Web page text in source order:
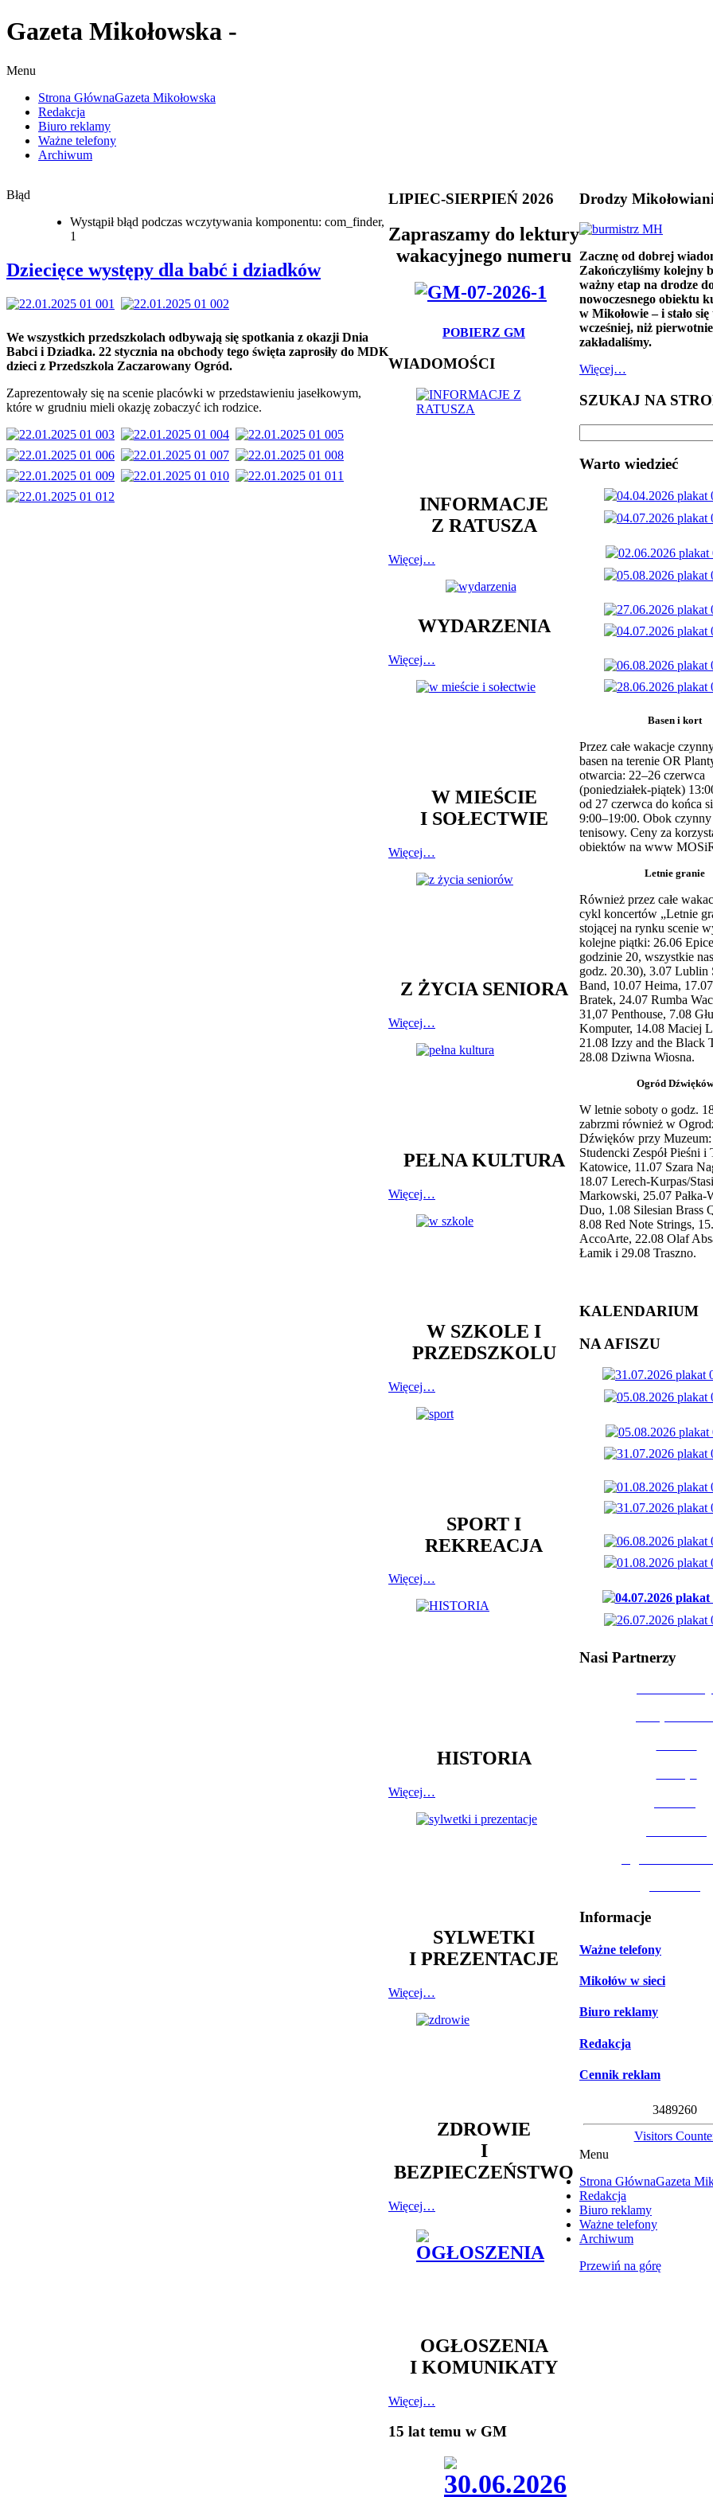
Gazeta Mikołowska -
Menu
Strona GłównaGazeta Mikołowska
Redakcja
Biuro reklamy
Ważne telefony
Archiwum
Błąd
Wystąpił błąd podczas wczytywania komponentu: com_finder,
1
Dziecięce występy dla babć i dziadków
We wszystkich przedszkolach odbywają się spotkania z okazji Dnia
Babci i Dziadka. 22 stycznia na obchody tego święta zaprosiły do MDK
dzieci z Przedszkola Zaczarowany Ogród.
Zaprezentowały się na scenie placówki w przedstawieniu jasełkowym,
które w grudniu mieli okazję zobaczyć ich rodzice.
LIPIEC-SIERPIEŃ 2026
Zapraszamy do lektury
wakacyjnego numeru
POBIERZ GM
WIADOMOŚCI
INFORMACJE
Z RATUSZA
Więcej…
WYDARZENIA
Więcej…
W MIEŚCIE
I SOŁECTWIE
Więcej…
Z ŻYCIA SENIORA
Więcej…
PEŁNA KULTURA
Więcej…
W SZKOLE I
PRZEDSZKOLU
Więcej…
SPORT I
REKREACJA
Więcej…
HISTORIA
Więcej…
SYLWETKI
I PREZENTACJE
Więcej…
ZDROWIE
I
BEZPIECZEŃSTWO
Więcej…
OGŁOSZENIA
I KOMUNIKATY
Więcej…
15 lat temu w GM
Drodzy
Zacznę od dobrej
Zakończyliśmy kolejny
ważny etap na drodze
nowoczesnego obiektu
w Mikołowie – i stało się
wcześniej, niż pierwotnie
zakładaliśmy.
Więcej…
SZUKAJ NA
Warto wiedzieć
Basen i kort
Przez całe wakacje
basen na terenie OR
otwarcia: 22–26 czerwca
(poniedziałek-piątek)
od 27 czerwca do końca
9:00–19:00. Obok
tenisowy. Ceny za
obiektów na www
Letnie granie
Również przez całe
cykl koncertów „Letnie
stojącej na rynku scenie
kolejne piątki: 26.06
godzinie 20, wszystkie
godz. 20.30), 3.07 Lublin
Band, 10.07 Heima,
Bratek, 24.07 Rumba
31,07 Penthouse, 7.08
Komputer, 14.08 Maciej
21.08 Izzy and the Black
28.08 Dziwna Wiosna.
Ogród Dźwięków
W letnie soboty o godz.
zabrzmi również w
Dźwięków przy
Studencki Zespół Pieśni i
Katowice, 11.07 Szara
18.07 Lerech-Kurpas/
Markowski, 25.07 Pałka-
Duo, 1.08 Silesian Brass
8.08 Red Note Strings,
AccoArte, 22.08 Olaf
Łamik i 29.08 Traszno.
KALENDARIUM
NA AFISZU
Nasi Partnerzy
Informacje
Ważne telefony
Mikołów w sieci
Biuro reklamy
Redakcja
Cennik reklam
3489260
Visitors
Menu
Strona GłównaGazeta
Redakcja
Biuro reklamy
Ważne telefony
Archiwum
Przewiń na górę